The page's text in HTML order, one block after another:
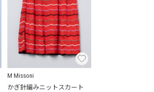
M Missoni
かぎ針編みニットスカート